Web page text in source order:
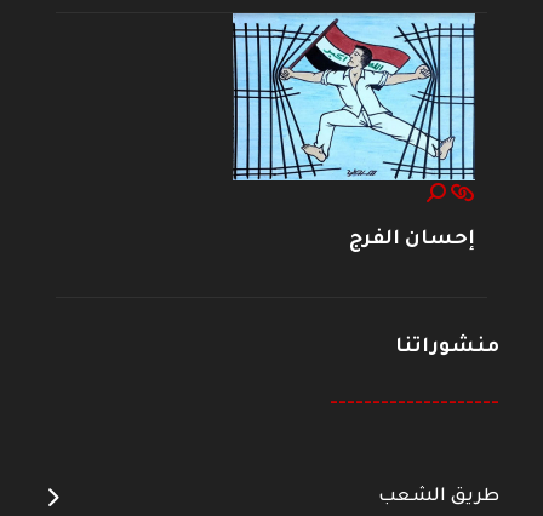
إحسان الفرج
منشوراتنا
--------------------
طريق الشعب